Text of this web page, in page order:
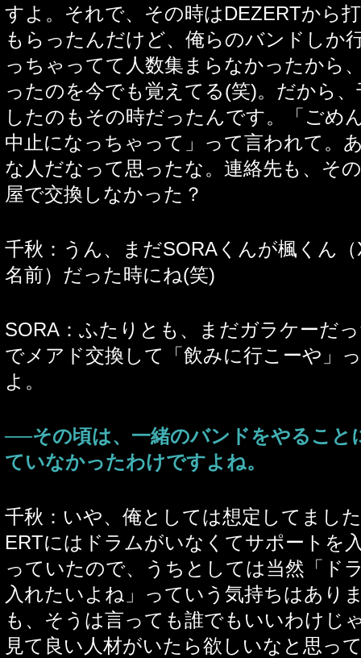
すよ。それで、その時はDEZERTから
もらったんだけど、俺らのバンドしか
っちゃってて人数集まらなかったから
ったのを今でも覚えてる(笑)。だから
したのもその時だったんです。「ごめ
中止になっちゃって」って言われて。
な人だなって思ったな。連絡先も、そ
屋で交換しなかった？
千秋：うん、まだSORAくんが楓くん
名前）だった時にね(笑)
SORA：ふたりとも、まだガラケーだ
でメアド交換して「飲みに行こーや」
よ。
──その頃は、一緒のバンドをやること
ていなかったわけですよね。
千秋：いや、俺としては想定してまし
ERTにはドラムがいなくてサポートを
っていたので、うちとしては当然「ド
入れたいよね」っていう気持ちはあり
も、そうは言っても誰でもいいわけじ
見て良い人材がいたら欲しいなと思っ